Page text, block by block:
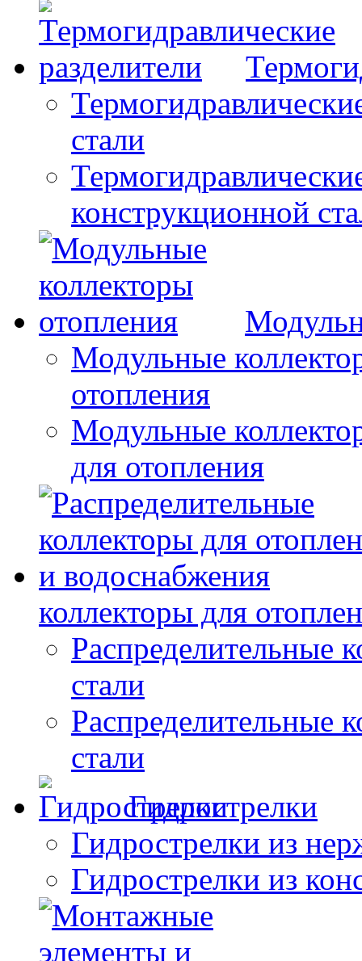
стали
конструкционной
Модульные
отопления
Модульные
для отопления
коллекторы для
Распределительные
стали
Распределительные
стали
Гидрострелки
Гидрострелки из
Гидрострелки из